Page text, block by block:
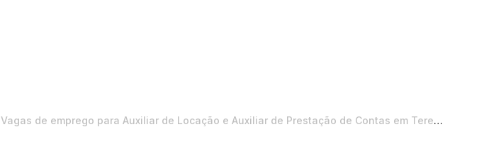
Vagas de emprego para Auxiliar de Locação e Auxiliar de Prestação de Contas em Teresina